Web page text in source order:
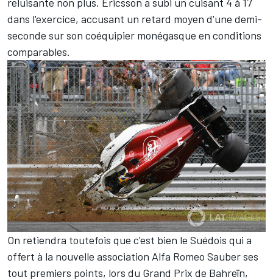
dans l'exercice, accusant un retard moyen d'une demi-
seconde sur son coéquipier monégasque en conditions
comparables.
On retiendra toutefois que c'est bien le Suédois qui a
offert à la nouvelle association Alfa Romeo Sauber ses
tout premiers points, lors du Grand Prix de Bahreïn,